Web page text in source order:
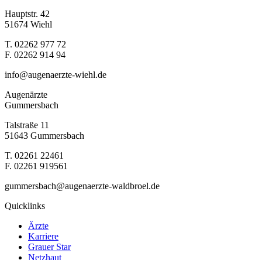
Hauptstr. 42
51674 Wiehl
T. 02262 977 72
F. 02262 914 94
info@augenaerzte-wiehl.de
Augenärzte
Gummersbach
Talstraße 11
51643 Gummersbach
T. 02261 22461
F. 02261 919561
gummersbach@augenaerzte-waldbroel.de
Quicklinks
Ärzte
Karriere
Grauer Star
Netzhaut